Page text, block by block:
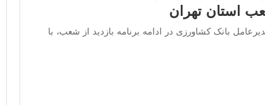
استان تهران
بانک کشاورزی در ادامه برنامه بازدید از شعب، با